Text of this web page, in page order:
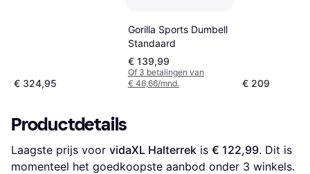
€ 324,95
Gorilla Sports Dumbell
Standaard
€ 139,99
Of 3 betalingen van
€ 46,66/mnd.
€ 209
Productdetails
Laagste prijs voor vidaXL Halterrek is € 122,99. Dit is
momenteel het goedkoopste aanbod onder 3 winkels.